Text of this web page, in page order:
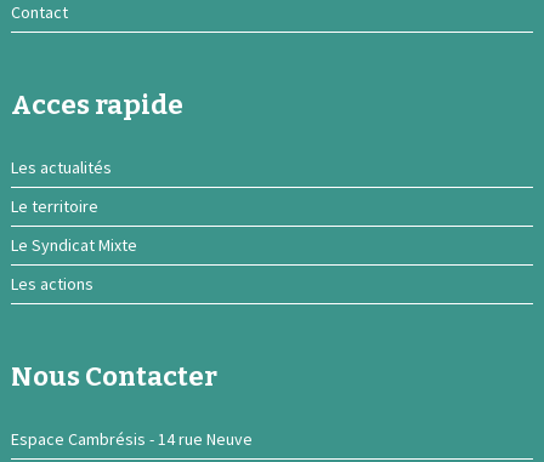
Contact
Acces rapide
Les actualités
Le territoire
Le Syndicat Mixte
Les actions
Nous Contacter
Espace Cambrésis - 14 rue Neuve